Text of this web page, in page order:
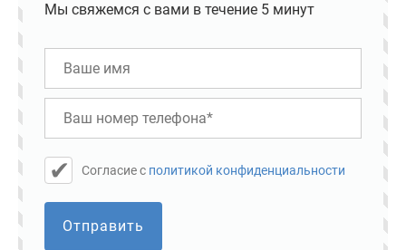
Мы свяжемся с вами в течение 5 минут
Cогласие с политикой конфиденциальности
Отправить